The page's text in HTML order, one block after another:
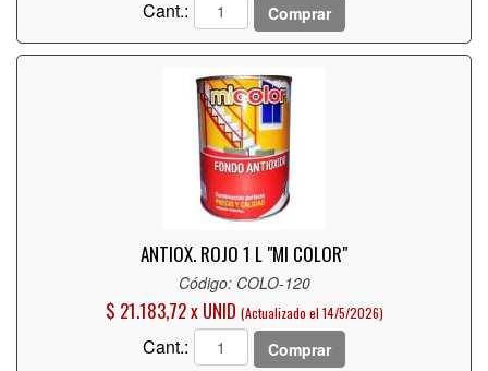
Cant.: Comprar
ANTIOX. ROJO 1 L "MI COLOR"
Código: COLO-120
$ 21.183,72 x UNID (Actualizado el 14/5/2026)
Cant.: Comprar